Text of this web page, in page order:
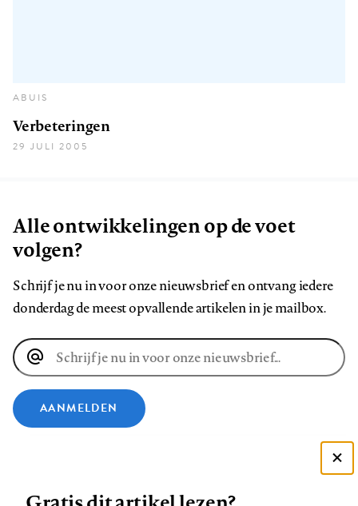
ABUIS
Verbeteringen
29 JULI 2005
Alle ontwikkelingen op de voet
volgen?
Schrijf je nu in voor onze nieuwsbrief en ontvang iedere
donderdag de meest opvallende artikelen in je mailbox.
E-
mailadres
AANMELDEN
Zie onze cookie policy